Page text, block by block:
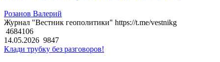
Розанов Валерий
Журнал "Вестник геополитики" https://t.me/vestnikg
4684106
14.05.2026 9847
Клади трубку без разговоров!